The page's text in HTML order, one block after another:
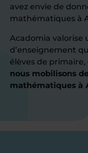
avez envie de
mathématiques à
Acadomia valorise
d’enseignement
élèves de
nous mobilisons
mathématiques à